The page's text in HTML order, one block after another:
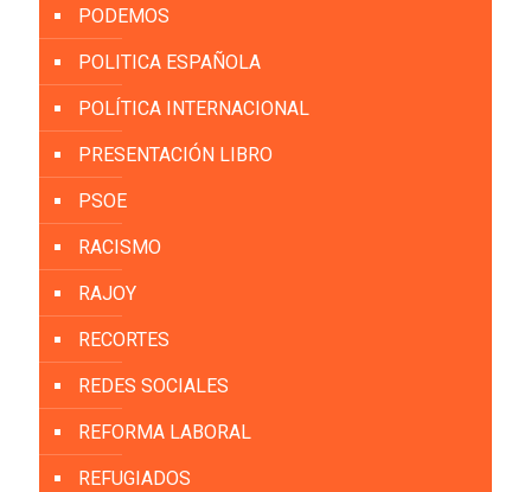
PODEMOS
POLITICA ESPAÑOLA
POLÍTICA INTERNACIONAL
PRESENTACIÓN LIBRO
PSOE
RACISMO
RAJOY
RECORTES
REDES SOCIALES
REFORMA LABORAL
REFUGIADOS